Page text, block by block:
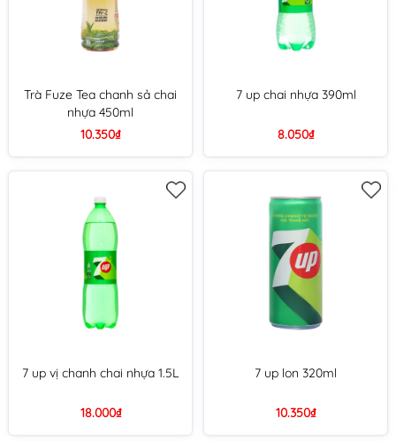
Trà Fuze Tea chanh sả chai
nhựa 450ml
10.350₫
7 up chai nhựa 390ml
8.050₫
7 up vị chanh chai nhựa 1.5L
18.000₫
7 up lon 320ml
10.350₫